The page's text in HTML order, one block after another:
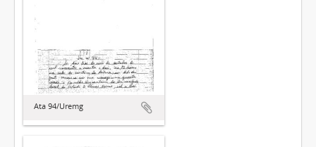
Ata 94/Uremg